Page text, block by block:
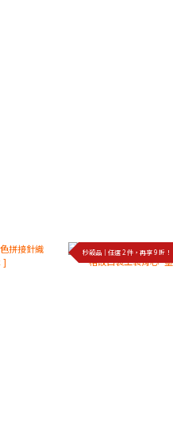
秒殺品｜任選 2 件，再享 9 折！